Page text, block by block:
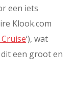
een iets
Klook.com
‘), wat
een groot en